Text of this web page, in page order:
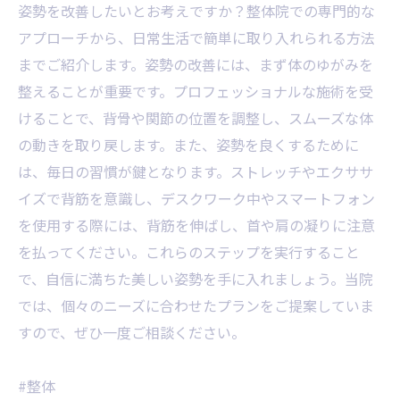
姿勢を改善したいとお考えですか？整体院での専門的な
アプローチから、日常生活で簡単に取り入れられる方法
までご紹介します。姿勢の改善には、まず体のゆがみを
整えることが重要です。プロフェッショナルな施術を受
けることで、背骨や関節の位置を調整し、スムーズな体
の動きを取り戻します。また、姿勢を良くするために
は、毎日の習慣が鍵となります。ストレッチやエクササ
イズで背筋を意識し、デスクワーク中やスマートフォン
を使用する際には、背筋を伸ばし、首や肩の凝りに注意
を払ってください。これらのステップを実行すること
で、自信に満ちた美しい姿勢を手に入れましょう。当院
では、個々のニーズに合わせたプランをご提案していま
すので、ぜひ一度ご相談ください。
#整体